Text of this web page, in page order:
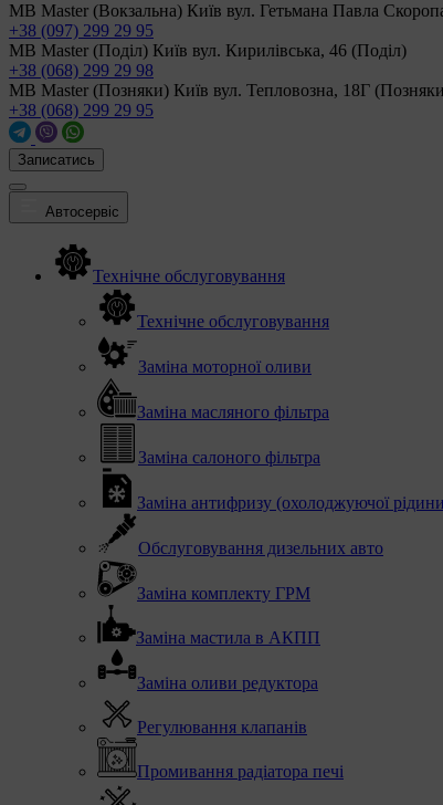
MB Master (Вокзальна) Київ вул. Гетьмана Павла
+38 (097) 299 29 95
MB Master (Поділ) Київ вул. Кирилівська, 46 (Поділ)
+38 (068) 299 29 98
MB Master (Позняки) Київ вул. Тепловозна, 18Г
+38 (068) 299 29 95
Записатись
Автосервіс
Технічне обслуговування
Технічне обслуговування
Заміна моторної оливи
Заміна масляного фільтра
Заміна салоного фільтра
Заміна антифризу (охолоджуючої
Обслуговування дизельних авто
Заміна комплекту ГРМ
Заміна мастила в АКПП
Заміна оливи редуктора
Регулювання клапанів
Промивання радіатора печі